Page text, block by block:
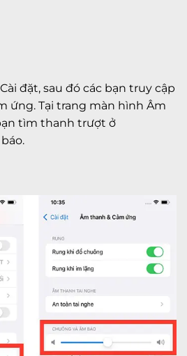
đặt, sau đó các bạn truy cập
ứng. Tại trang màn hình Âm
tìm thanh trượt ở